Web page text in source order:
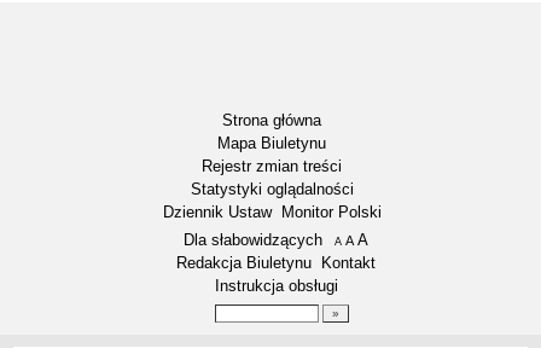
Strona główna
Mapa Biuletynu
Rejestr zmian treści
Statystyki oglądalności
Dziennik Ustaw
Monitor Polski
Menu dodatkowe
Dla słabowidzących A pomniejsz czcionkę
A standardowy rozmiar czcionki
A
Redakcja Biuletynu
Kontakt
Instrukcja obsługi